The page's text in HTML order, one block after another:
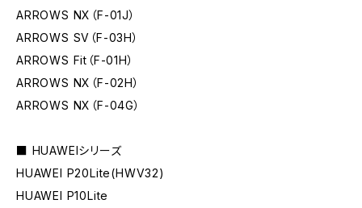
ARROWS NX（F-01J）
ARROWS SV（F-03H）
ARROWS Fit（F-01H）
ARROWS NX（F-02H）
ARROWS NX（F-04G）
■ HUAWEIシリーズ
HUAWEI P20Lite(HWV32)
HUAWEI P10Lite